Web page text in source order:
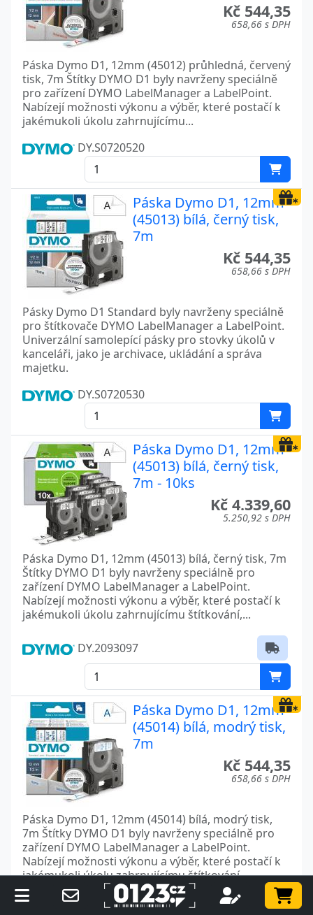
Kč 544,35
658,66 s DPH
Páska Dymo D1, 12mm (45012) průhledná, červený
tisk, 7m Štítky DYMO D1 byly navrženy speciálně
pro zařízení DYMO LabelManager a LabelPoint.
Nabízejí možnosti výkonu a výběr, které postačí k
jakémukoli úkolu zahrnujícímu...
DY.S0720520
Páska Dymo D1, 12mm
(45013) bílá, černý tisk,
7m
Kč 544,35
658,66 s DPH
Pásky Dymo D1 Standard byly navrženy speciálně
pro štítkovače DYMO LabelManager a LabelPoint.
Univerzální samolepící pásky pro stovky úkolů v
kanceláři, jako je archivace, ukládání a správa
majetku.
DY.S0720530
Páska Dymo D1, 12mm
(45013) bílá, černý tisk,
7m - 10ks
Kč 4.339,60
5.250,92 s DPH
Páska Dymo D1, 12mm (45013) bílá, černý tisk, 7m
Štítky DYMO D1 byly navrženy speciálně pro
zařízení DYMO LabelManager a LabelPoint.
Nabízejí možnosti výkonu a výběr, které postačí k
jakémukoli úkolu zahrnujícímu štítkování,...
DY.2093097
Páska Dymo D1, 12mm
(45014) bílá, modrý tisk,
7m
Kč 544,35
658,66 s DPH
Páska Dymo D1, 12mm (45014) bílá, modrý tisk,
7m Štítky DYMO D1 byly navrženy speciálně pro
zařízení DYMO LabelManager a LabelPoint.
Nabízejí možnosti výkonu a výběr, které postačí k
jakémukoli úkolu zahrnujícímu štítkování,...
DY.S0720540